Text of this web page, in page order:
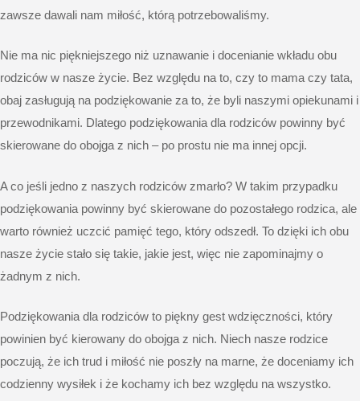
zawsze dawali nam miłość, którą potrzebowaliśmy.
Nie ma nic piękniejszego niż uznawanie i docenianie wkładu obu
rodziców w nasze życie. Bez względu na to, czy to mama czy tata,
obaj zasługują na podziękowanie za to, że byli naszymi opiekunami i
przewodnikami. Dlatego podziękowania dla rodziców powinny być
skierowane do obojga z nich – po prostu nie ma innej opcji.
A co jeśli jedno z naszych rodziców zmarło? W takim przypadku
podziękowania powinny być skierowane do pozostałego rodzica, ale
warto również uczcić pamięć tego, który odszedł. To dzięki ich obu
nasze życie stało się takie, jakie jest, więc nie zapominajmy o
żadnym z nich.
Podziękowania dla rodziców to piękny gest wdzięczności, który
powinien być kierowany do obojga z nich. Niech nasze rodzice
poczują, że ich trud i miłość nie poszły na marne, że doceniamy ich
codzienny wysiłek i że kochamy ich bez względu na wszystko.